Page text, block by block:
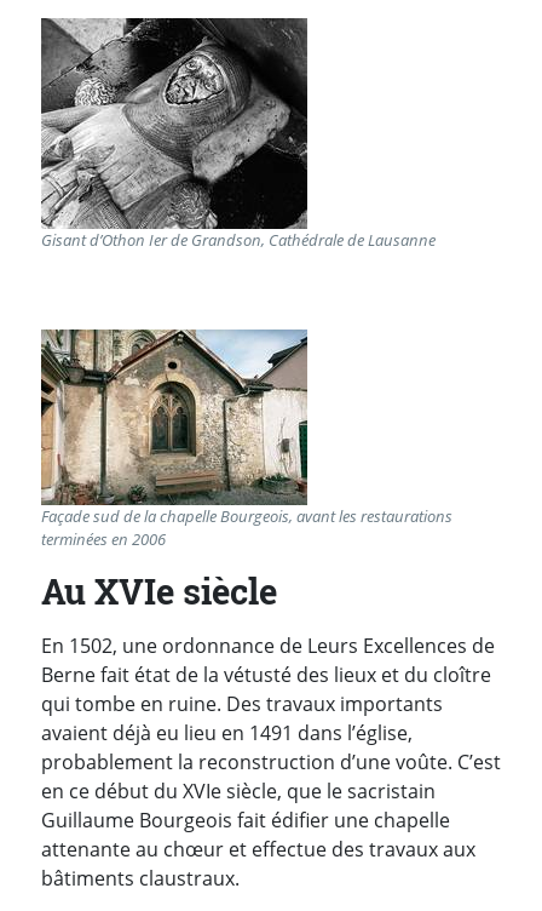
Gisant d’Othon Ier de Grandson, Cathédrale de Lausanne
Façade sud de la chapelle Bourgeois, avant les restaurations
terminées en 2006
Au XVIe siècle
En 1502, une ordonnance de Leurs Excellences de
Berne fait état de la vétusté des lieux et du cloître
qui tombe en ruine. Des travaux importants
avaient déjà eu lieu en 1491 dans l’église,
probablement la reconstruction d’une voûte. C’est
en ce début du XVIe siècle, que le sacristain
Guillaume Bourgeois fait édifier une chapelle
attenante au chœur et effectue des travaux aux
bâtiments claustraux.